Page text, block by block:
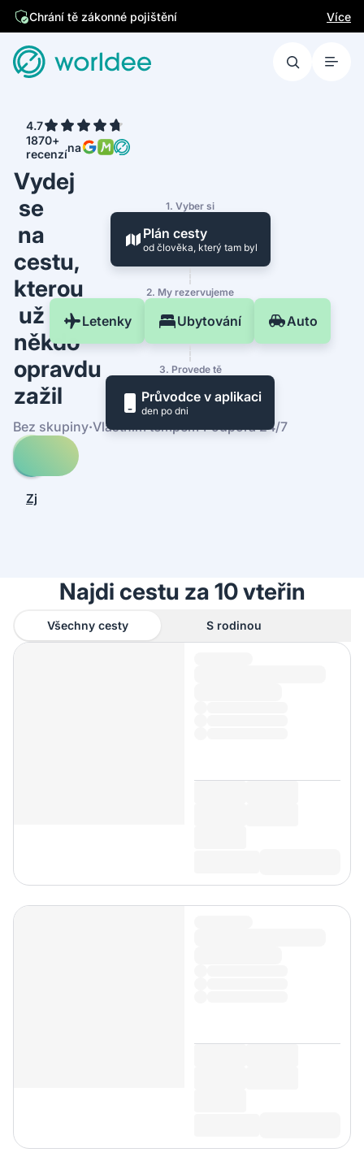
Více
4.7
1870+
recenzína
Vydej
se
na
cestu,
kterou
už
někdo
opravdu
zažil
Bez skupiny·Vlastním tempem·Podpora 24/7
Prohledej
cesty
Zjistit,
1. Vyber si
Plán cesty
od člověka, který tam byl
2. My rezervujeme
Letenky Ubytování Auto
3. Provede tě
Průvodce v aplikaci
den po dni
Najdi cestu za 10 vteřin
Všechny cesty S rodinou